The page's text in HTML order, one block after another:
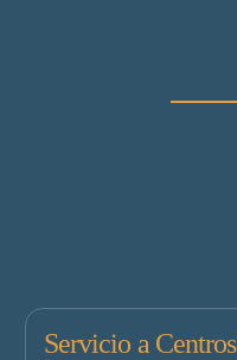
Servicio a Centros